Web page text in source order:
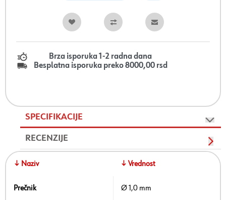
Brza isporuka 1-2 radna dana
Besplatna isporuka preko 8000,00 rsd
SPECIFIKACIJE
RECENZIJE
↓ Naziv ↓ Vrednost
Prečnik Ø 1,0 mm